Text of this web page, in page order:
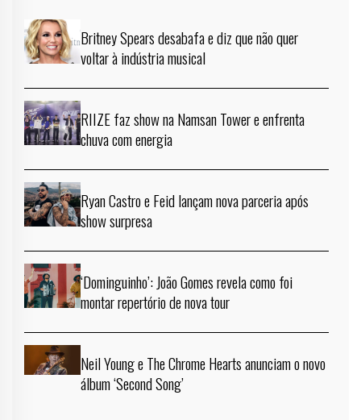
Britney Spears desabafa e diz que não quer
voltar à indústria musical
RIIZE faz show na Namsan Tower e enfrenta
chuva com energia
Ryan Castro e Feid lançam nova parceria após
show surpresa
‘Dominguinho’: João Gomes revela como foi
montar repertório de nova tour
Neil Young e The Chrome Hearts anunciam o novo
álbum ‘Second Song’